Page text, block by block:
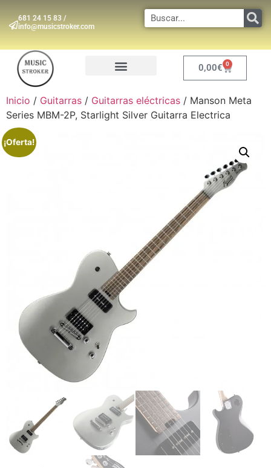
681 24 15 83 /
info@musicstroker.com
0,00€ 0
Inicio / Guitarras / Guitarras eléctricas / Manson Meta
Series MBM-2P, Starlight Silver Guitarra Electrica
¡Oferta!